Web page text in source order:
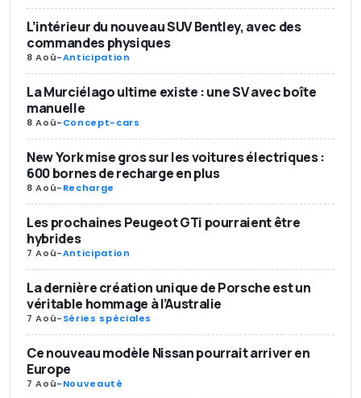
L’intérieur du nouveau SUV Bentley, avec des
commandes physiques
8 Aoû-Anticipation
La Murciélago ultime existe : une SV avec boîte
manuelle
8 Aoû-Concept-cars
New York mise gros sur les voitures électriques :
600 bornes de recharge en plus
8 Aoû-Recharge
Les prochaines Peugeot GTi pourraient être
hybrides
7 Aoû-Anticipation
La dernière création unique de Porsche est un
véritable hommage à l’Australie
7 Aoû-Séries spéciales
Ce nouveau modèle Nissan pourrait arriver en
Europe
7 Aoû-Nouveauté